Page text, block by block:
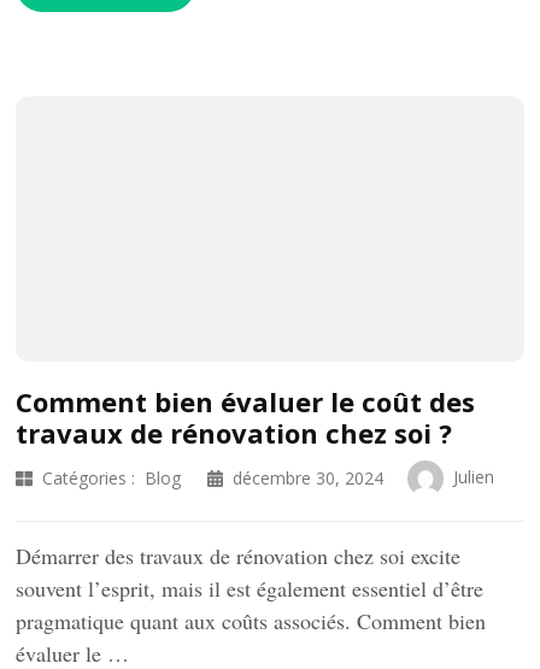
Comment bien évaluer le coût des
travaux de rénovation chez soi ?
Catégories : Blog décembre 30, 2024 Julien
Démarrer des travaux de rénovation chez soi excite
souvent l’esprit, mais il est également essentiel d’être
pragmatique quant aux coûts associés. Comment bien
évaluer le …